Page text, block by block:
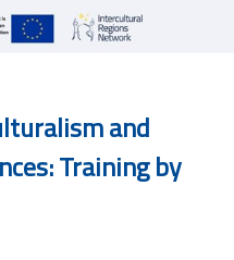
and
Training by